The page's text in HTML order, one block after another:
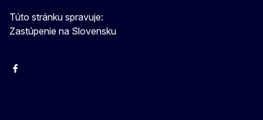
Túto stránku spravuje:
Zastúpenie na Slovensku
Facebook